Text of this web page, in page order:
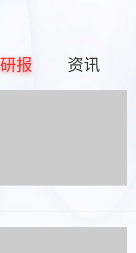
研报 资讯